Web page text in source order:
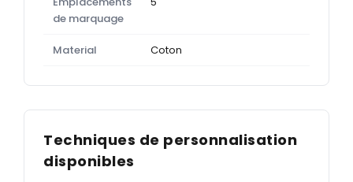
de marquage
Material Coton
Techniques de personnalisation
disponibles